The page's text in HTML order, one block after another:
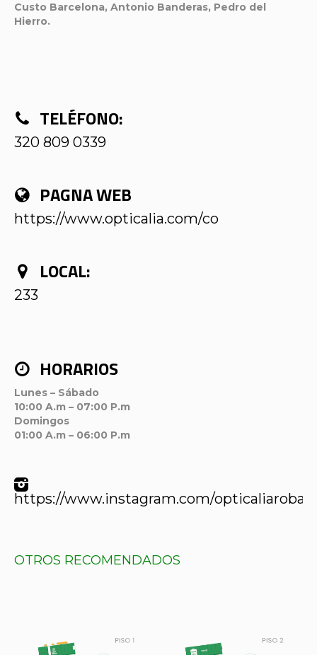
Custo Barcelona, Antonio Banderas, Pedro del
Hierro.
TELÉFONO:
320 809 0339
PAGNA WEB
https://www.opticalia.com/co
LOCAL:
233
HORARIOS
Lunes – Sábado
10:00 A.m – 07:00 P.m
Domingos
01:00 A.m – 06:00 P.m
https://www.instagram.com/
OTROS RECOMENDADOS